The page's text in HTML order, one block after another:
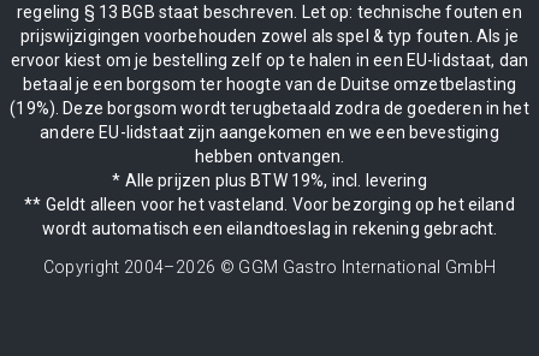
regeling § 13 BGB staat beschreven. Let op: technische fouten en
prijswijzigingen voorbehouden zowel als spel & typ fouten. Als je
ervoor kiest om je bestelling zelf op te halen in een EU-lidstaat, dan
betaal je een borgsom ter hoogte van de Duitse omzetbelasting
(19%). Deze borgsom wordt terugbetaald zodra de goederen in het
andere EU-lidstaat zijn aangekomen en we een bevestiging
hebben ontvangen.
* Alle prijzen plus BTW 19%, incl. levering
** Geldt alleen voor het vasteland. Voor bezorging op het eiland
wordt automatisch een eilandtoeslag in rekening gebracht.
Copyright 2004–2026 © GGM Gastro International GmbH